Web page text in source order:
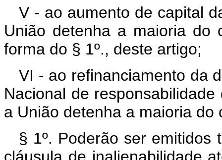
V - ao aumento de capital
União detenha a maioria do
forma do § 1º., deste artigo;
VI - ao refinanciamento da
Nacional de
a União detenha a maioria
§ 1º. Poderão ser